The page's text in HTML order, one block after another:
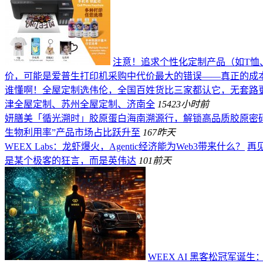
注意！追求个性化定制产品（如T
价，可能是爱普生打印机采购中代价最大的错误——真正的成
谁懂啊！全屋定制选伟伦，全国百姓货比三家都认它，无套路
津全屋定制、苏州全屋定制、济南全 15423小时前
妍膳美「循光溯时」胶原蛋白海南溯源行，解锁高品质胶原密
生物利用率”产品市场占比跃升至 167昨天
WEEX Labs：龙虾爆火，Agentic经济能为Web3带来什么？
再
是某个极客的狂言，而是英伟达 101 前天
WEEX AI 黑客松冠军诞生